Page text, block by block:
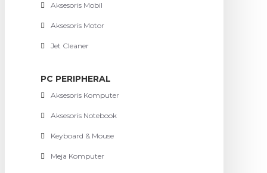
Aksesoris Mobil
Aksesoris Motor
Jet Cleaner
PC PERIPHERAL
Aksesoris Komputer
Aksesoris Notebook
Keyboard & Mouse
Meja Komputer